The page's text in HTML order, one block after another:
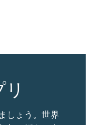
しょう。世界